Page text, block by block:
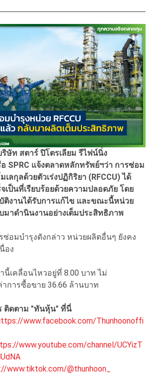
ษัท สตาร์ ปิโตรเลียม รีไฟน์นิ่ง
SPRC แจ้งตลาดหลักทรัพย์ฯว่า การซ่อม
ลกุลด้วยตัวเร่งปฏิกิริยา (RFCCU) ได้
เป็นที่เรียบร้อยด้วยความปลอดภัย โดย
งานได้รับการแก้ไข และขณะนี้หน่วย
มาดำนินงานอย่างเต็มประสิทธิภาพ
ซ่อมบำรุงดังกล่าว หน่วยผลิตอื่นๆ ยังคง
อง
นี้เคลื่อนไหวอยู่ที่ 8.00 บาท ไม่
การซื้อขาย 36.66 ล้านบาท
ติดตาม "ทันหุ้น" ที่นี่
www.facebook.com/Thunhoonoffi
www.youtube.com/channel/UCYizT
www.tiktok.com/@thunhoon_